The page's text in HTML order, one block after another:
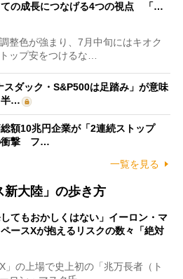
ての成長につなげる4つの視点 「…
整色が強まり、7月中旬にはキオク
ップ安をつけるな…
スダック・S&P500は足踏み」が意味
半…
額10兆円企業が「2連続ストップ
衝撃 フ…
一覧を見る
新大陸」の歩き方
してもおかしくはない」イーロン・マ
ースXが抱えるリスクの数々「絶対
の上場で史上初の「兆万長者（ト